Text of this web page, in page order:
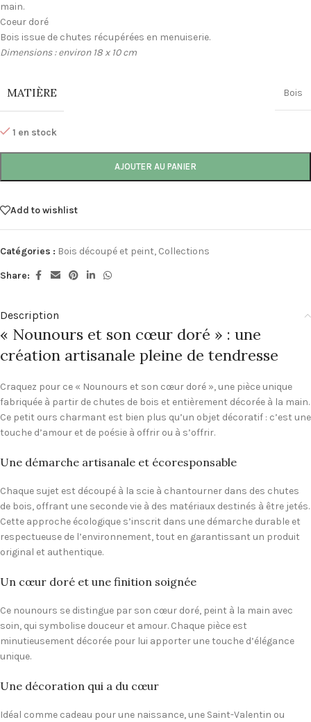
main.
Coeur doré
Bois issue de chutes récupérées en menuiserie.
Dimensions : environ 18 x 10 cm
MATIÈRE Bois
1 en stock
AJOUTER AU PANIER
Add to wishlist
Catégories : Bois découpé et peint, Collections
Share:
Description
« Nounours et son cœur doré » : une
création artisanale pleine de tendresse
Craquez pour ce « Nounours et son cœur doré », une pièce unique
fabriquée à partir de chutes de bois et entièrement décorée à la main.
Ce petit ours charmant est bien plus qu’un objet décoratif : c’est une
touche d’amour et de poésie à offrir ou à s’offrir.
Une démarche artisanale et écoresponsable
Chaque sujet est découpé à la scie à chantourner dans des chutes
de bois, offrant une seconde vie à des matériaux destinés à être jetés.
Cette approche écologique s’inscrit dans une démarche durable et
respectueuse de l’environnement, tout en garantissant un produit
original et authentique.
Un cœur doré et une finition soignée
Ce nounours se distingue par son cœur doré, peint à la main avec
soin, qui symbolise douceur et amour. Chaque pièce est
minutieusement décorée pour lui apporter une touche d’élégance
unique.
Une décoration qui a du cœur
Idéal comme cadeau pour une naissance, une Saint-Valentin ou